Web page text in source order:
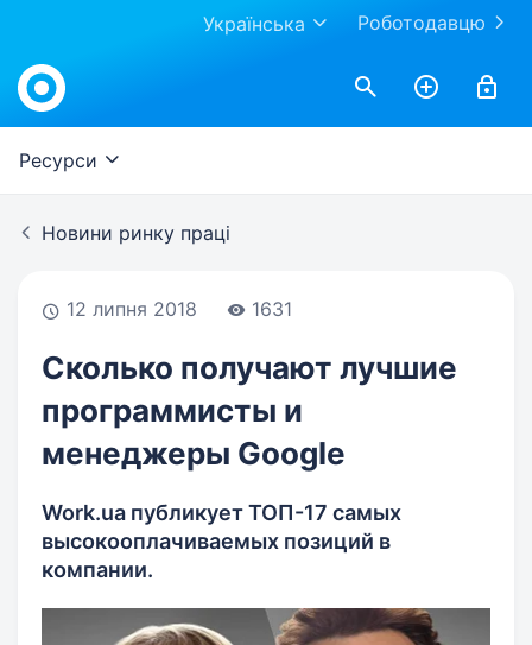
Роботодавцю
Українська
Work.ua
Ресурси
Новини ринку праці
12 липня 2018 1631
Сколько получают лучшие
программисты и
менеджеры Google
Work.ua публикует ТОП-17 самых
высокооплачиваемых позиций в
компании.